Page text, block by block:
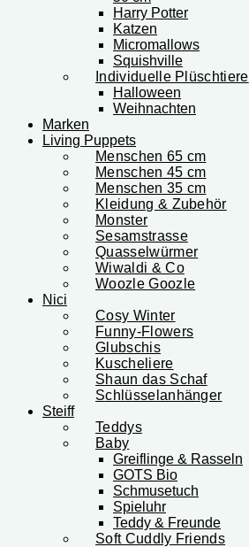
Harry Potter
Katzen
Micromallows
Squishville
Individuelle Plüschtiere
Halloween
Weihnachten
Marken
Living Puppets
Menschen 65 cm
Menschen 45 cm
Menschen 35 cm
Kleidung & Zubehör
Monster
Sesamstrasse
Quasselwürmer
Wiwaldi & Co
Woozle Goozle
Nici
Cosy Winter
Funny-Flowers
Glubschis
Kuscheliere
Shaun das Schaf
Schlüsselanhänger
Steiff
Teddys
Baby
Greiflinge & Rasseln
GOTS Bio
Schmusetuch
Spieluhr
Teddy & Freunde
Soft Cuddly Friends